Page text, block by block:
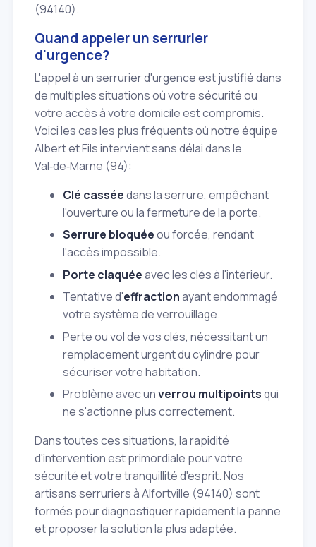
(94140).
Quand appeler un serrurier
d'urgence?
L'appel à un serrurier d'urgence est justifié dans
de multiples situations où votre sécurité ou
votre accès à votre domicile est compromis.
Voici les cas les plus fréquents où notre équipe
Albert et Fils intervient sans délai dans le
Val‑de‑Marne (94):
Clé casséedans la serrure, empêchant
l'ouverture ou la fermeture de la porte.
Serrure bloquéeou forcée, rendant
l'accès impossible.
Porte claquéeavec les clés à l'intérieur.
Tentative d'effractionayant endommagé
votre système de verrouillage.
Perte ou vol de vos clés, nécessitant un
remplacement urgent du cylindre pour
sécuriser votre habitation.
Problème avec unverrou multipointsqui
ne s'actionne plus correctement.
Dans toutes ces situations, la rapidité
d'intervention est primordiale pour votre
sécurité et votre tranquillité d'esprit. Nos
artisans serruriers à Alfortville (94140) sont
formés pour diagnostiquer rapidement la panne
et proposer la solution la plus adaptée.